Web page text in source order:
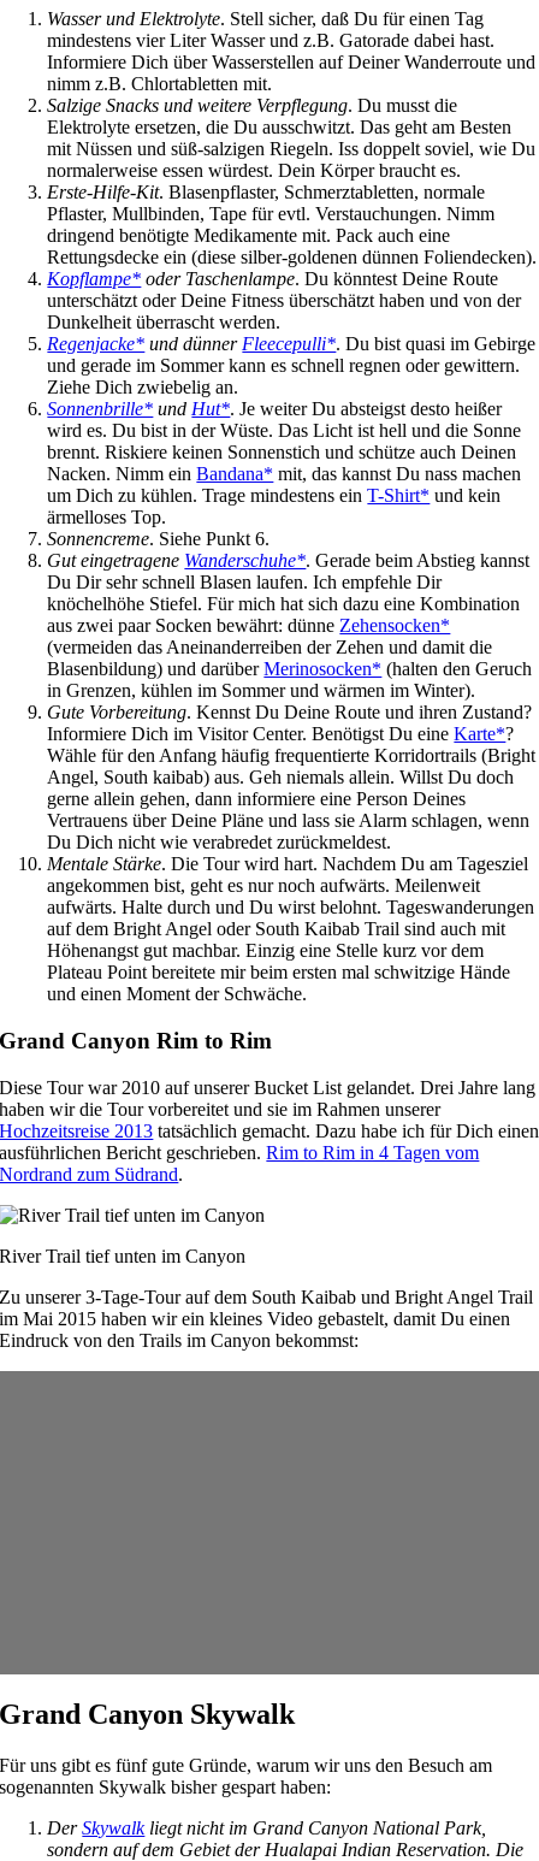
Wasser und Elektrolyte. Stell sicher, daß Du für einen Tag
mindestens vier Liter Wasser und z.B. Gatorade dabei hast.
Informiere Dich über Wasserstellen auf Deiner Wanderroute und
nimm z.B. Chlortabletten mit.
Salzige Snacks und weitere Verpflegung. Du musst die
Elektrolyte ersetzen, die Du ausschwitzt. Das geht am Besten
mit Nüssen und süß-salzigen Riegeln. Iss doppelt soviel, wie Du
normalerweise essen würdest. Dein Körper braucht es.
Erste-Hilfe-Kit. Blasenpflaster, Schmerztabletten, normale
Pflaster, Mullbinden, Tape für evtl. Verstauchungen. Nimm
dringend benötigte Medikamente mit. Pack auch eine
Rettungsdecke ein (diese silber-goldenen dünnen Foliendecken).
Kopflampe* oder Taschenlampe. Du könntest Deine Route
unterschätzt oder Deine Fitness überschätzt haben und von der
Dunkelheit überrascht werden.
Regenjacke* und dünner Fleecepulli*. Du bist quasi im Gebirge
und gerade im Sommer kann es schnell regnen oder gewittern.
Ziehe Dich zwiebelig an.
Sonnenbrille* und Hut*. Je weiter Du absteigst desto heißer
wird es. Du bist in der Wüste. Das Licht ist hell und die Sonne
brennt. Riskiere keinen Sonnenstich und schütze auch Deinen
Nacken. Nimm einBandana* mit, das kannst Du nass machen
um Dich zu kühlen. Trage mindestens einT-Shirt* und kein
ärmelloses Top.
Sonnencreme. Siehe Punkt 6.
Gut eingetragene Wanderschuhe*. Gerade beim Abstieg kannst
Du Dir sehr schnell Blasen laufen. Ich empfehle Dir
knöchelhöhe Stiefel. Für mich hat sich dazu eine Kombination
aus zwei paar Socken bewährt: dünne Zehensocken*
(vermeiden das Aneinanderreiben der Zehen und damit die
Blasenbildung) und darüberMerinosocken* (halten den Geruch
in Grenzen, kühlen im Sommer und wärmen im Winter).
Gute Vorbereitung. Kennst Du Deine Route und ihren Zustand?
Informiere Dich im Visitor Center. Benötigst Du eineKarte*?
Wähle für den Anfang häufig frequentierte Korridortrails (Bright
Angel, South kaibab) aus. Geh niemals allein. Willst Du doch
gerne allein gehen, dann informiere eine Person Deines
Vertrauens über Deine Pläne und lass sie Alarm schlagen, wenn
Du Dich nicht wie verabredet zurückmeldest.
Mentale Stärke. Die Tour wird hart. Nachdem Du am Tagesziel
angekommen bist, geht es nur noch aufwärts. Meilenweit
aufwärts. Halte durch und Du wirst belohnt. Tageswanderungen
auf dem Bright Angel oder South Kaibab Trail sind auch mit
Höhenangst gut machbar. Einzig eine Stelle kurz vor dem
Plateau Point bereitete mir beim ersten mal schwitzige Hände
und einen Moment der Schwäche.
Grand Canyon Rim to Rim
Diese Tour war 2010 auf unserer Bucket List gelandet. Drei Jahre lang
haben wir die Tour vorbereitet und sie im Rahmen unserer
Hochzeitsreise 2013 tatsächlich gemacht. Dazu habe ich für Dich einen
ausführlichen Bericht geschrieben.Rim to Rim in 4 Tagen vom
Nordrand zum Südrand.
River Trail tief unten im Canyon
Zu unserer 3-Tage-Tour auf dem South Kaibab und Bright Angel Trail
im Mai 2015 haben wir ein kleines Video gebastelt, damit Du einen
Eindruck von den Trails im Canyon bekommst:
Grand Canyon Skywalk
Für uns gibt es fünf gute Gründe, warum wir uns den Besuch am
sogenannten Skywalk bisher gespart haben:
DerSkywalkliegt nicht im Grand Canyon National Park,
sondern auf dem Gebiet der Hualapai Indian Reservation. Die